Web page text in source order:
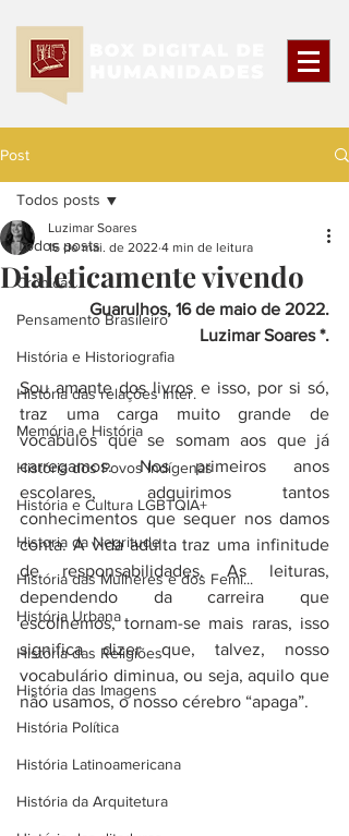
Post
Todos posts
Crônicas
Pensamento Brasileiro
História e Historiografia
História das relações Inter.
Memória e História
História dos Povos Indígenas
História e Cultura LGBTQIA+
Historia da Negritude
História das Mulheres e dos Femi...
História Urbana
História das Religiões
História das Imagens
História Política
História Latinoamericana
História da Arquitetura
Todos posts
Dialeticamente vivendo
Luzimar Soares
16 de mai. de 2022 4 min de leitura
Guarulhos, 16 de maio de 2022.
Luzimar Soares *.
Sou amante dos livros e isso, por si só,
traz uma carga muito grande de
vocábulos que se somam aos que já
carregamos. Nos primeiros anos
escolares, adquirimos tantos
conhecimentos que sequer nos damos
conta. A vida adulta traz uma infinitude
de responsabilidades. As leituras,
dependendo da carreira que
escolhemos, tornam-se mais raras, isso
significa dizer que, talvez, nosso
vocabulário diminua, ou seja, aquilo que
não usamos, o nosso cérebro “apaga”.